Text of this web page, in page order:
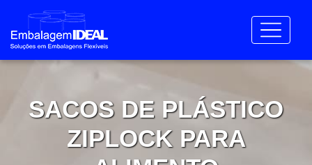
SACOS DE PLÁSTICO
ZIPLOCK PARA